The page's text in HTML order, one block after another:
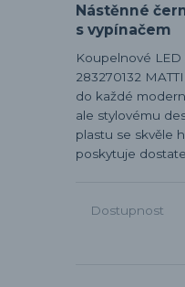
Nástěnné
s vypínačem
Koupelnové
283270132
do každé
ale stylovému
plastu se skvěle
poskytuje
Dostupnost